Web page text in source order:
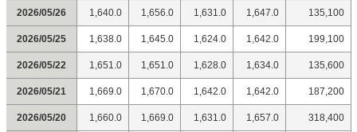
2026/05/26 1,640.0 1,656.0 1,631.0 1,647.0 135,100
2026/05/25 1,638.0 1,645.0 1,624.0 1,642.0 199,100
2026/05/22 1,651.0 1,651.0 1,628.0 1,634.0 135,600
2026/05/21 1,669.0 1,670.0 1,642.0 1,642.0 187,200
2026/05/20 1,660.0 1,669.0 1,631.0 1,657.0 318,400